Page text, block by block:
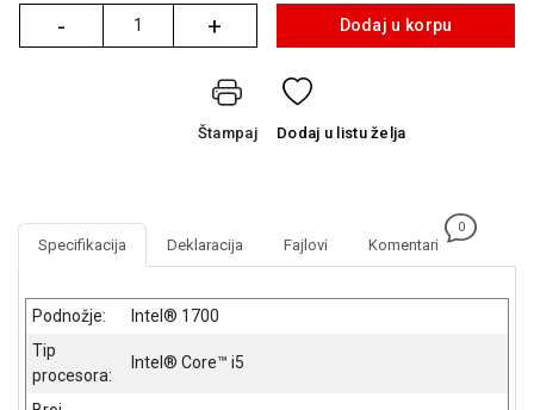
FOTOAPARATI
SIGURNOSNA
OPREMA
SOFTWARE
KABLOVI I
ADAPTERI
-
Količina + Dodaj u korpu
Štampaj Dodaj u listu želja
Specifikacija Deklaracija Fajlovi Komentari
0
Podnožje:
Intel® 1700
Tip
procesora:
Intel® Core™ i5